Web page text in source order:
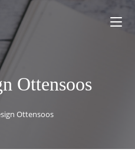
Ottensoos
Ottensoos